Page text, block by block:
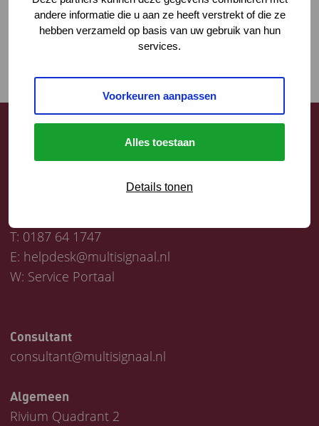
andere informatie die u aan ze heeft verstrekt of die ze
hebben verzameld op basis van uw gebruik van hun
services.
Voorkeuren aanpassen
Alles toestaan
Details tonen
De volgende bijeenkomst is gepland op 30 juni ’26.
Tot dan!
T: 0187 64 1747
E: helpdesk@multisignaal.nl
W: Service Portaal
Consultant
consultant@multisignaal.nl
Algemeen
Rivium Quadrant 2